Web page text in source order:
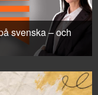
svenska – och